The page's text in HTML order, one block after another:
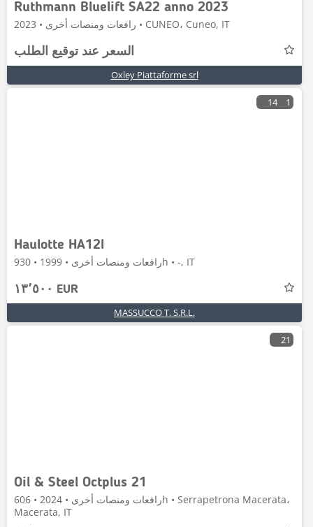
Ruthmann Bluelift SA22 anno 2023
رافعات ومنصات أخرى • 2023 • CUNEO، Cuneo, IT
السعر عند توقيع الطلب
Oxley Piattaforme srl
14 1
Haulotte HA12I
رافعات ومنصات أخرى • 1999 • 930h • -, IT
١٣٬٥٠٠ EUR
MASSUCCO T. S.R.L.
21
Oil & Steel Octplus 21
رافعات ومنصات أخرى • 2024 • 606h • Serrapetrona Macerata،
Macerata, IT